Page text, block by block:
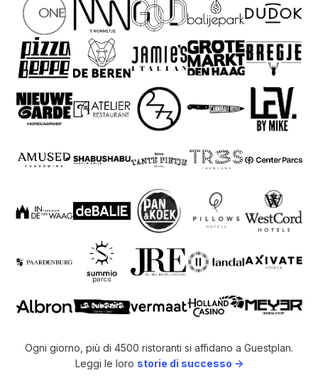
Ogni giorno, più di 4500 ristoranti si affidano a Guestplan.
Leggi le loro storie di successo ->